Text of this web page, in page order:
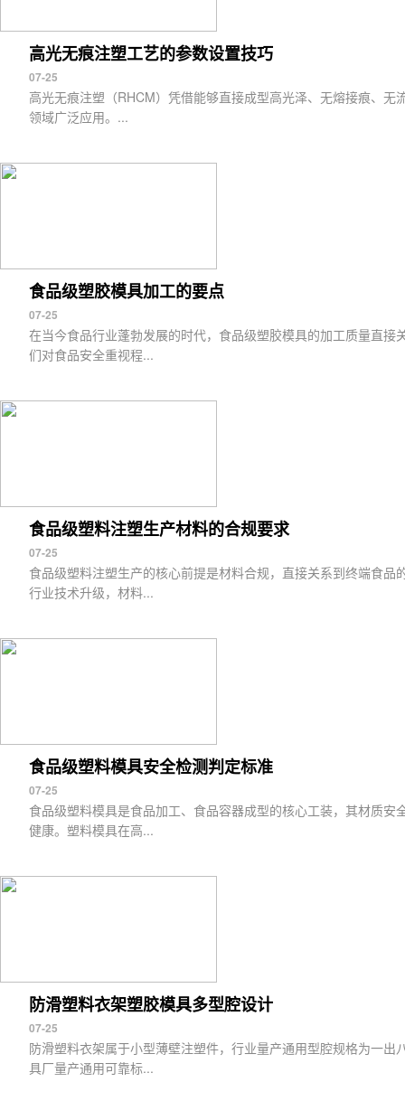
高光无痕注塑工艺的参数设置技巧
07-25
高光无痕注塑（RHCM）凭借能够直接成型高光泽、无熔接痕、
领域广泛应用。...
食品级塑胶模具加工的要点
07-25
在当今食品行业蓬勃发展的时代，食品级塑胶模具的加工质量直
们对食品安全重视程...
食品级塑料注塑生产材料的合规要求
07-25
食品级塑料注塑生产的核心前提是材料合规，直接关系到终端食
行业技术升级，材料...
食品级塑料模具安全检测判定标准
07-25
食品级塑料模具是食品加工、食品容器成型的核心工装，其材质
健康。塑料模具在高...
防滑塑料衣架塑胶模具多型腔设计
07-25
防滑塑料衣架属于小型薄壁注塑件，行业量产通用型腔规格为一
具厂量产通用可靠标...